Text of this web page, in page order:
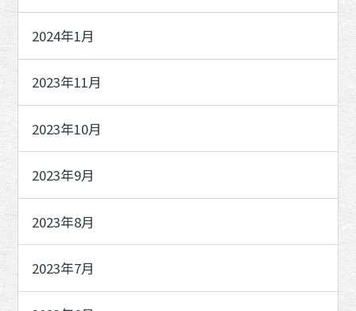
2024年1月
2023年11月
2023年10月
2023年9月
2023年8月
2023年7月